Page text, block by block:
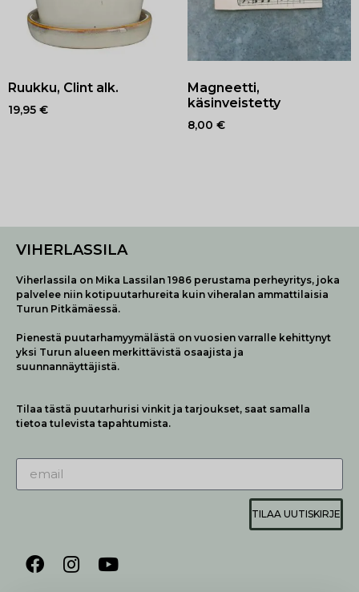
Ruukku, Clint alk.
19,95 €
Magneetti,
käsinveistetty
8,00 €
VIHERLASSILA
Viherlassila on Mika Lassilan 1986 perustama perheyritys, joka
palvelee niin kotipuutarhureita kuin viheralan ammattilaisia
Turun Pitkämäessä.
Pienestä puutarhamyymälästä on vuosien varralle kehittynyt
yksi Turun alueen merkittävistä osaajista ja
suunnannäyttäjistä.
Tilaa tästä puutarhurisi vinkit ja tarjoukset, saat samalla
tietoa tulevista tapahtumista.
TILAA UUTISKIRJE